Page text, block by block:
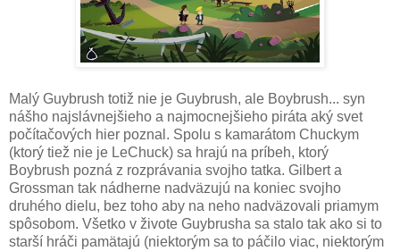
Malý Guybrush totiž nie je Guybrush, ale Boybrush... syn
nášho najslávnejšieho a najmocnejšieho piráta aký svet
počítačových hier poznal. Spolu s kamarátom Chuckym
(ktorý tiež nie je LeChuck) sa hrajú na príbeh, ktorý
Boybrush pozná z rozprávania svojho tatka. Gilbert a
Grossman tak nádherne nadväzujú na koniec svojho
druhého dielu, bez toho aby na neho nadväzovali priamym
spôsobom. Všetko v živote Guybrusha sa stalo tak ako si to
starší hráči pamätajú (niektorým sa to páčilo viac, niektorým